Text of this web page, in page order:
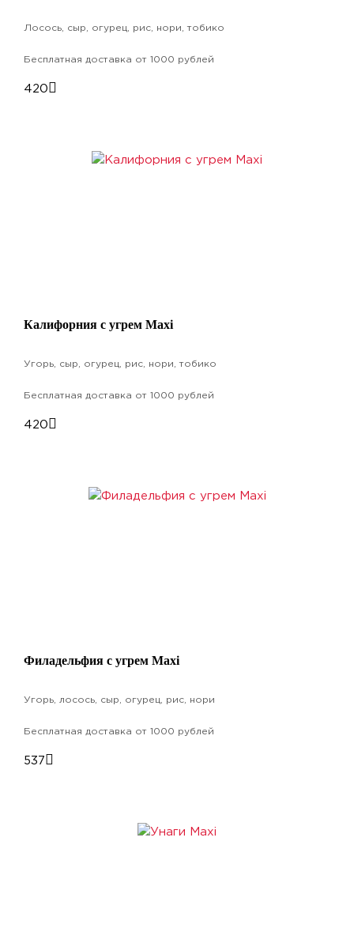
Лосось, сыр, огурец, рис, нори, тобико
Бесплатная доставка от 1000 рублей
420
Калифорния с угрем Maxi
Угорь, сыр, огурец, рис, нори, тобико
Бесплатная доставка от 1000 рублей
420
Филадельфия с угрем Maxi
Угорь, лосось, сыр, огурец, рис, нори
Бесплатная доставка от 1000 рублей
537